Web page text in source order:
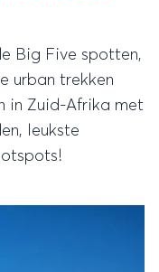
Big Five spotten,
urban trekken
in Zuid-Afrika met
leukste